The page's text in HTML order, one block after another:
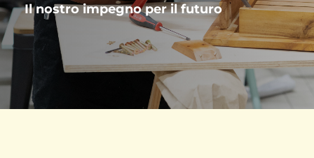
Il nostro impegno per il futuro